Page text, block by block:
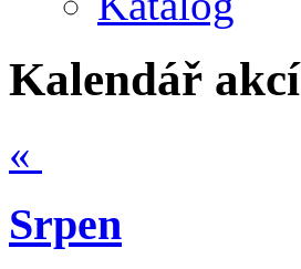
Kalendář akcí
«
Srpen